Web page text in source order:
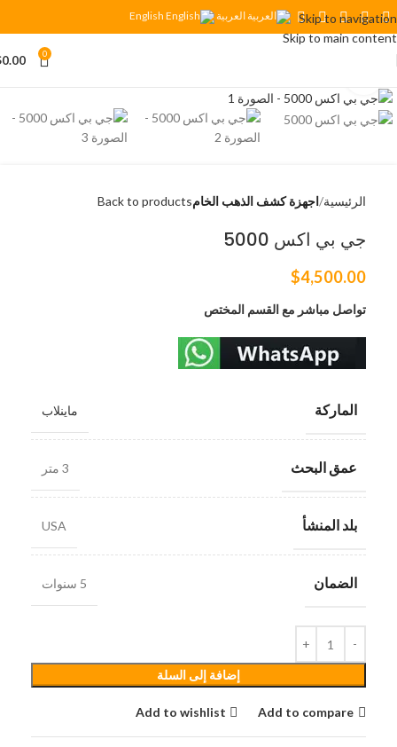
Skip to navigation
Skip to main content
العربية English
0
0.00
الرئيسية اجهزة كشف الذهب الخامBack to products
جي بي اكس 5000
$4,500.00
تواصل مباشر مع القسم المختص
الماركة ماينلاب
عمق البحث 3 متر
بلد المنشأ USA
الضمان 5 سنوات
إضافة إلى السلة
Add to compare
Add to wishlist